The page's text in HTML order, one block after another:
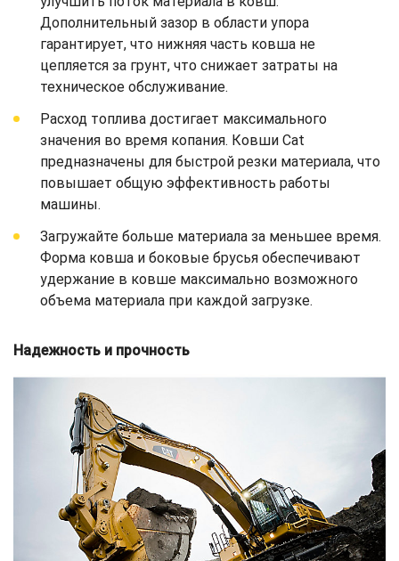
Дополнительный зазор в области упора
гарантирует, что нижняя часть ковша не
цепляется за грунт, что снижает затраты на
техническое обслуживание.
Расход топлива достигает максимального
значения во время копания. Ковши Cat
предназначены для быстрой резки материала, что
повышает общую эффективность работы
машины.
Загружайте больше материала за меньшее время.
Форма ковша и боковые брусья обеспечивают
удержание в ковше максимально возможного
объема материала при каждой загрузке.
Надежность и прочность